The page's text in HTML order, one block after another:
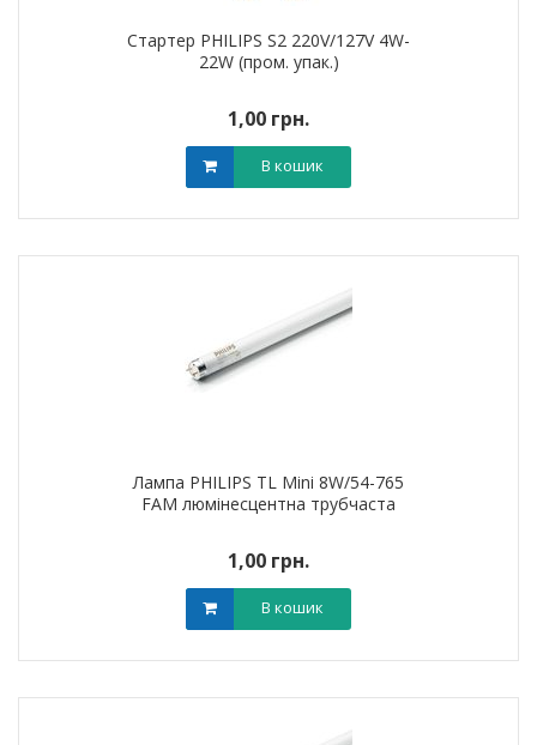
Стартер PHILIPS S2 220V/127V 4W-
22W (пром. упак.)
1,00 грн.
В кошик
Лампа PHILIPS TL Mini 8W/54-765
FAM люмінесцентна трубчаста
1,00 грн.
В кошик